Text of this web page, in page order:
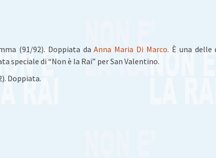
(91/92). Doppiata daAnna Maria Di Marco. È una delle
speciale di “Non è la Rai” per San Valentino.
Doppiata.